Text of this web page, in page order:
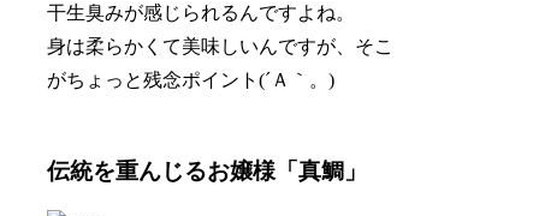
干生臭みが感じられるんですよね。
身は柔らかくて美味しいんですが、そこ
がちょっと残念ポイント(´Ａ｀。)
伝統を重んじるお嬢様「真鯛」